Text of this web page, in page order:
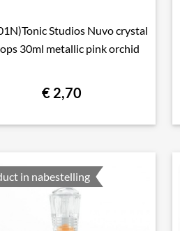
 Snel bekijken
Studios Nuvo crystal
30ml metallic pink orchid
€ 2,70
in nabestelling